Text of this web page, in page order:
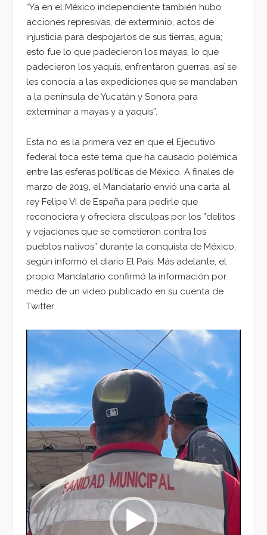
“Ya en el México independiente también hubo
acciones represivas, de exterminio, actos de
injusticia para despojarlos de sus tierras, agua;
esto fue lo que padecieron los mayas, lo que
padecieron los yaquis, enfrentaron guerras, así se
les conocía a las expediciones que se mandaban
a la península de Yucatán y Sonora para
exterminar a mayas y a yaquis”.
Esta no es la primera vez en que el Ejecutivo
federal toca este tema que ha causado polémica
entre las esferas políticas de México. A finales de
marzo de 2019, el Mandatario envió una carta al
rey Felipe VI de España para pedirle que
reconociera y ofreciera disculpas por los ”delitos
y vejaciones que se cometieron contra los
pueblos nativos” durante la conquista de México,
según informó el diario El País. Más adelante, el
propio Mandatario confirmó la información por
medio de un video publicado en su cuenta de
Twitter.
Reproductor
vídeo